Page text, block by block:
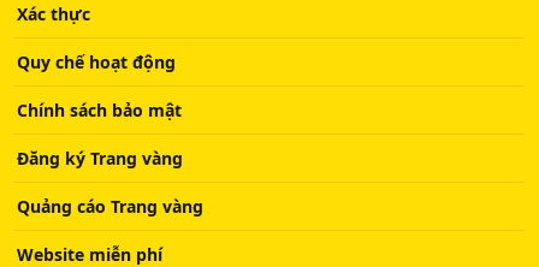
Xác thực
Quy chế hoạt động
Chính sách bảo mật
Đăng ký Trang vàng
Quảng cáo Trang vàng
Website miễn phí